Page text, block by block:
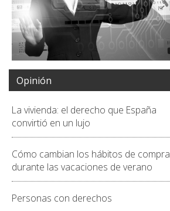
Opinión
La vivienda: el derecho que España
convirtió en un lujo
Cómo cambian los hábitos de compra
durante las vacaciones de verano
Personas con derechos